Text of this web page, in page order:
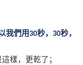
我們用30秒， 30秒，
樣，更乾了；